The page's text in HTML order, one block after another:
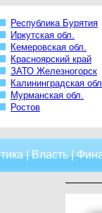
Республика Бурятия
Иркутская обл.
Кемеровская обл.
Красноярский край
ЗАТО Железногорск
Калининградская
Мурманская обл.
Ростов
|Власть|